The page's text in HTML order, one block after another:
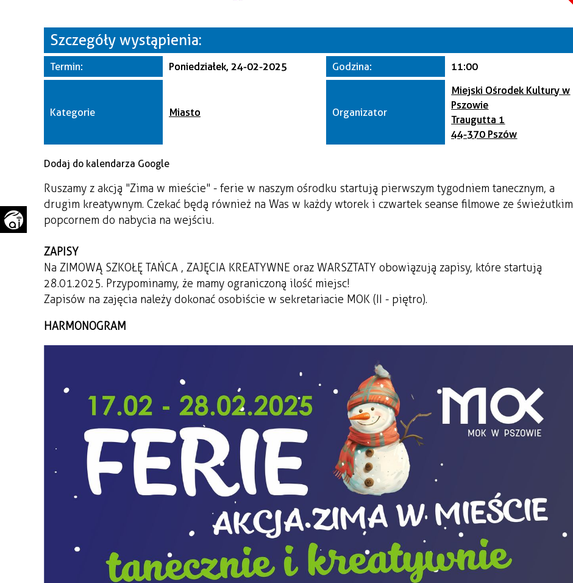
Szczegóły wystąpienia:
Termin: Poniedziałek, 24-02-2025 Godzina: 11:00
Kategorie Miasto Organizator
Miejski Ośrodek Kultury w
Pszowie
Traugutta 1
44-370 Pszów
Dodaj do kalendarza Google
Ruszamy z akcją "Zima w mieście" - ferie w naszym ośrodku startują pierwszym tygodniem tanecznym, a
drugim kreatywnym. Czekać będą również na Was w każdy wtorek i czwartek seanse filmowe ze świeżutkim
popcornem do nabycia na wejściu.
ZAPISY
Na ZIMOWĄ SZKOŁĘ TAŃCA , ZAJĘCIA KREATYWNE oraz WARSZTATY obowiązują zapisy, które startują
28.01.2025. Przypominamy, że mamy ograniczoną ilość miejsc!
Zapisów na zajęcia należy dokonać osobiście w sekretariacie MOK (II - piętro).
HARMONOGRAM